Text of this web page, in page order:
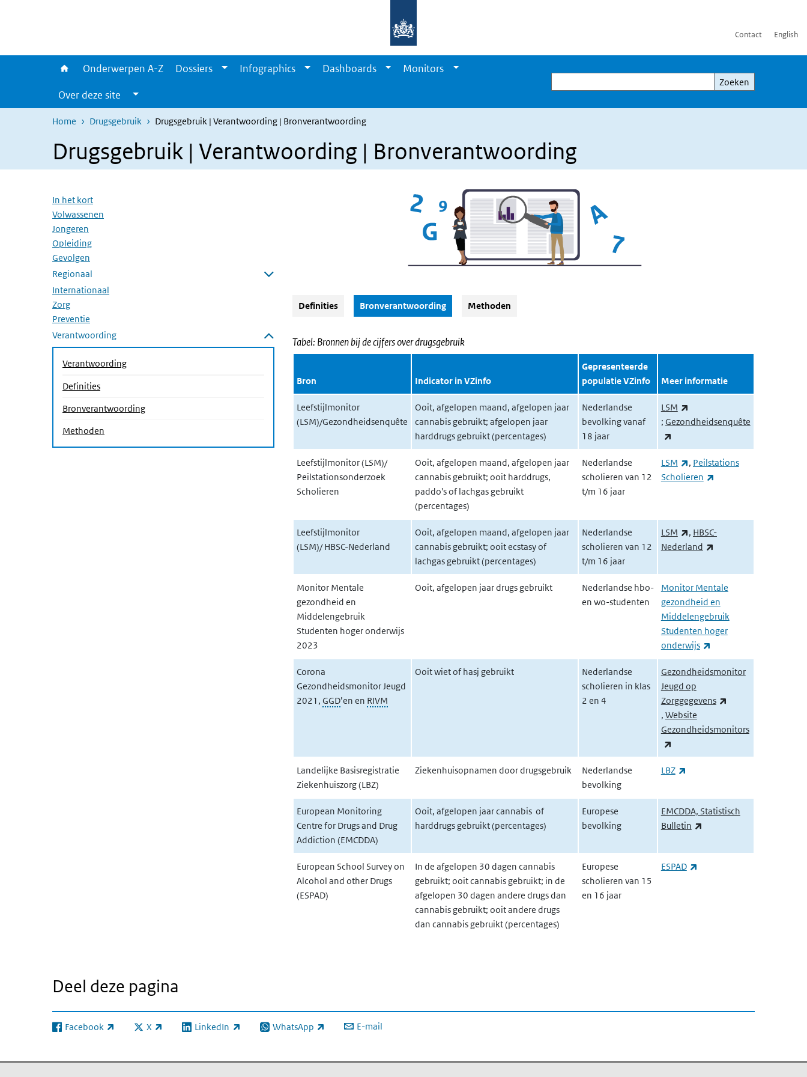
Contact English
Onderwerpen A-Z Dossiers Infographics Dashboards
Monitors
Over deze site
Zoeken
Zoeken
Home Drugsgebruik Drugsgebruik | Verantwoording | Bronverantwoording
Drugsgebruik | Verantwoording | Bronverantwoording
Overslaan menu
In het kort
Volwassenen
Jongeren
Opleiding
Gevolgen
Regionaal
Submenu openen
Internationaal
Zorg
Preventie
Verantwoording
Submenu sluiten
Verantwoording
Definities
Bronverantwoording(Actieve pagina)
Methoden
Definities Bronverantwoording(Actieve knop)
Methoden
Tabel: Bronnen bij de cijfers over drugsgebruik
Bron Indicator in VZinfo
Gepresenteerde
populatie VZinfo
Meer informatie
Leefstijlmonitor
(LSM)/Gezondheidsenquête
Ooit, afgelopen maand, afgelopen jaar
cannabis gebruikt; afgelopen jaar
harddrugs gebruikt (percentages)
Nederlandse
bevolking vanaf
18 jaar
LSM
(externe link)
; Gezondheidsenquête
Leefstijlmonitor (LSM)/
Peilstationsonderzoek
Scholieren
Ooit, afgelopen maand, afgelopen jaar
cannabis gebruikt; ooit harddrugs,
paddo's of lachgas gebruikt
(percentages)
Nederlandse
scholieren van 12
t/m 16 jaar
LSM (externe link)
, Peilstations
Scholieren
Leefstijlmonitor
(LSM)/ HBSC-Nederland
Ooit, afgelopen maand, afgelopen jaar
cannabis gebruikt; ooit ecstasy of
lachgas gebruikt (percentages)
Nederlandse
scholieren van 12
t/m 16 jaar
LSM (externe link)
, HBSC-
Nederland
Monitor Mentale
gezondheid en
Middelengebruik
Studenten hoger onderwijs
2023
Ooit, afgelopen jaar drugs gebruikt
Nederlandse hbo-
en wo-studenten
Monitor Mentale
gezondheid en
Middelengebruik
Studenten hoger
onderwijs
Corona
Gezondheidsmonitor Jeugd
2021, GGD’en en RIVM
Ooit wiet of hasj gebruikt
Nederlandse
scholieren in klas
2 en 4
Gezondheidsmonitor
Jeugd op
Zorggegevens
(externe link)
, Website
Gezondheidsmonitors
Landelijke Basisregistratie
Ziekenhuiszorg (LBZ)
Ziekenhuisopnamen door drugsgebruik
Nederlandse
bevolking
LBZ
European Monitoring
Centre for Drugs and Drug
Addiction (EMCDDA)
Ooit, afgelopen jaar cannabis of
harddrugs gebruikt (percentages)
Europese
bevolking
EMCDDA, Statistisch
Bulletin
European School Survey on
Alcohol and other Drugs
(ESPAD)
In de afgelopen 30 dagen cannabis
gebruikt; ooit cannabis gebruikt; in de
afgelopen 30 dagen andere drugs dan
cannabis gebruikt; ooit andere drugs
dan cannabis gebruikt (percentages)
Europese
scholieren van 15
en 16 jaar
ESPAD
Deel deze pagina
Facebook
(externe link) X
(externe link) LinkedIn
(externe link) WhatsApp
(externe link) E-mail